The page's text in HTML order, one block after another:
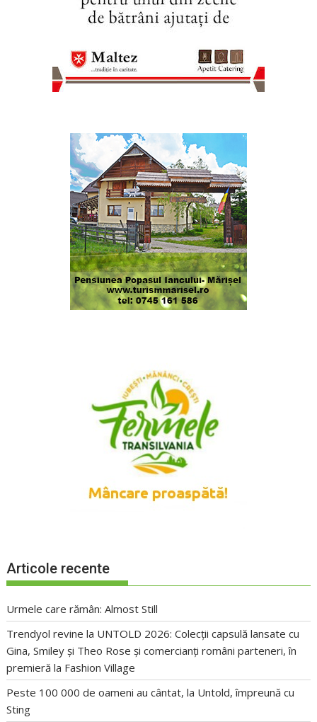
Articole recente
Urmele care rămân: Almost Still
Trendyol revine la UNTOLD 2026: Colecții capsulă lansate cu
Gina, Smiley și Theo Rose și comercianți români parteneri, în
premieră la Fashion Village
Peste 100 000 de oameni au cântat, la Untold, împreună cu
Sting